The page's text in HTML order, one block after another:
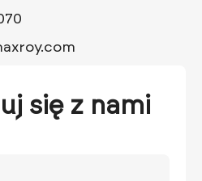
się z nami